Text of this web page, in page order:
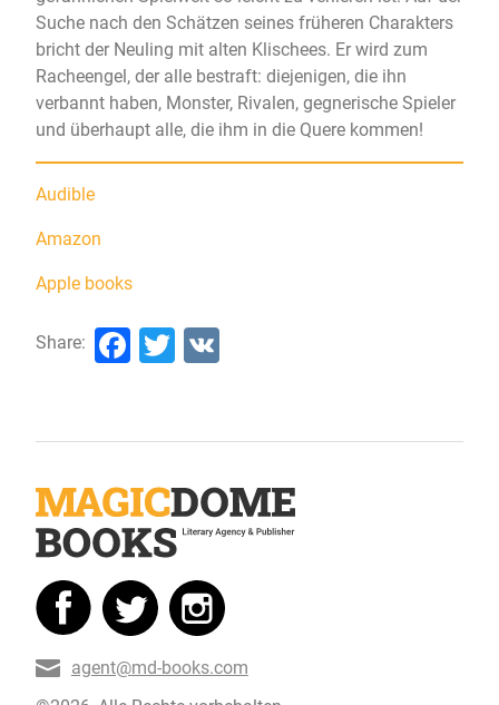
Suche nach den Schätzen seines früheren Charakters
bricht der Neuling mit alten Klischees. Er wird zum
Racheengel, der alle bestraft: diejenigen, die ihn
verbannt haben, Monster, Rivalen, gegnerische Spieler
und überhaupt alle, die ihm in die Quere kommen!
Audible
Amazon
Apple books
Share: Facebook
Twitter
agent@md-books.com